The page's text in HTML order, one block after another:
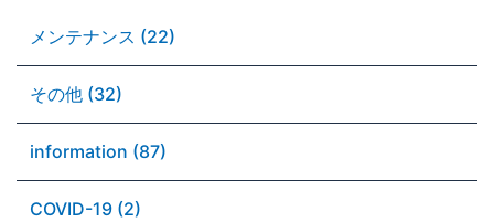
メンテナンス (22)
その他 (32)
information (87)
COVID-19 (2)